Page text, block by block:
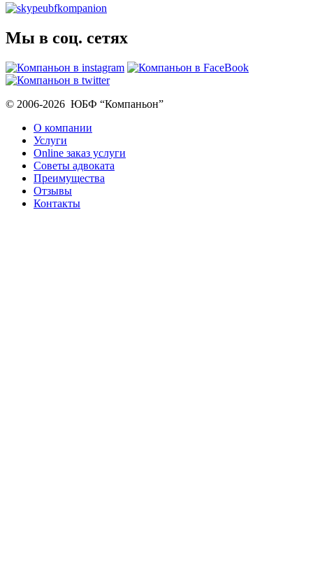
ubfkompanion
Мы в соц. сетях
© 2006-2026 ЮБФ “Компаньон”
О компании
Услуги
Online заказ услуги
Советы адвоката
Преимущества
Отзывы
Контакты